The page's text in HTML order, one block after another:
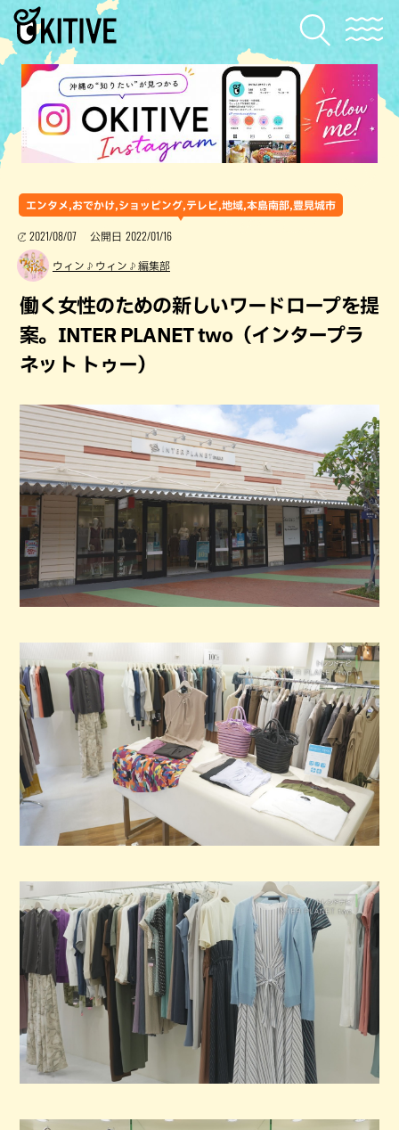
エンタメ,おでかけ,ショッピング,テレビ,地域,本島南部,豊見城市
2021/08/07 公開日 2022/01/16
ウィン♪ウィン♪編集部
働く女性のための新しいワードロープを提
案。INTER PLANET two（インタープラ
ネット トゥー）